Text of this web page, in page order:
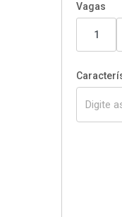
Vagas
1